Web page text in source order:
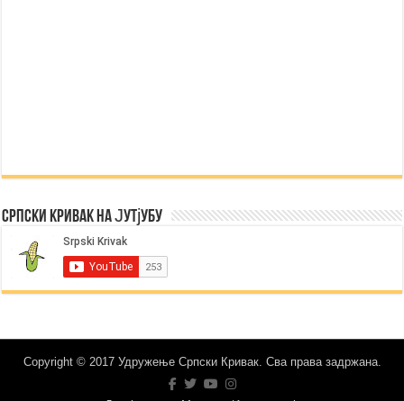
Српски Кривак на Јутјубу
Copyright © 2017 Удружење Српски Кривак. Сва права задржана.